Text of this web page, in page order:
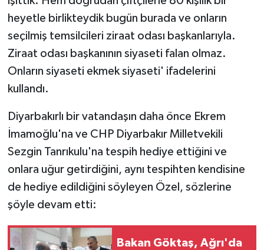
heyetle birlikteydik bugün burada ve onların
seçilmiş temsilcileri ziraat odası başkanlarıyla.
Ziraat odası başkanının siyaseti falan olmaz.
Onların siyaseti ekmek siyaseti' ifadelerini
kullandı.
Diyarbakırlı bir vatandaşın daha önce Ekrem
İmamoğlu'na ve CHP Diyarbakır Milletvekili
Sezgin Tanrıkulu'na tespih hediye ettiğini ve
onlara uğur getirdiğini, aynı tespihten kendisine
de hediye edildiğini söyleyen Özel, sözlerine
şöyle devam etti:
Bakan Göktaş, Ağrı'da